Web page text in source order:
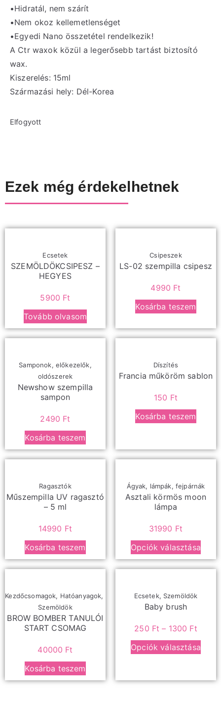
•Hidratál, nem szárít
•Nem okoz kellemetlenséget
•Egyedi Nano összetétel rendelkezik!
A Ctr waxok közül a legerősebb tartást biztosító
wax.
Kiszerelés: 15ml
Származási hely: Dél-Korea
Elfogyott
Ezek még érdekelhetnek
Ecsetek
SZEMÖLDÖKCSIPESZ –
HEGYES
5900 Ft
Tovább olvasom
Csipeszek
LS-02 szempilla csipesz
4990 Ft
Kosárba teszem
Samponok, előkezelők,
oldószerek
Newshow szempilla
sampon
2490 Ft
Kosárba teszem
Díszítés
Francia műköröm sablon
150 Ft
Kosárba teszem
Ragasztók
Műszempilla UV ragasztó
– 5 ml
14990 Ft
Kosárba teszem
Ágyak, lámpák, fejpárnák
Asztali körmös moon
lámpa
31990 Ft
Opciók választása
Kezdőcsomagok, Hatóanyagok,
Szemöldök
BROW BOMBER TANULÓI
START CSOMAG
40000 Ft
Kosárba teszem
Ecsetek, Szemöldök
Baby brush
250 Ft – 1300 Ft
Opciók választása